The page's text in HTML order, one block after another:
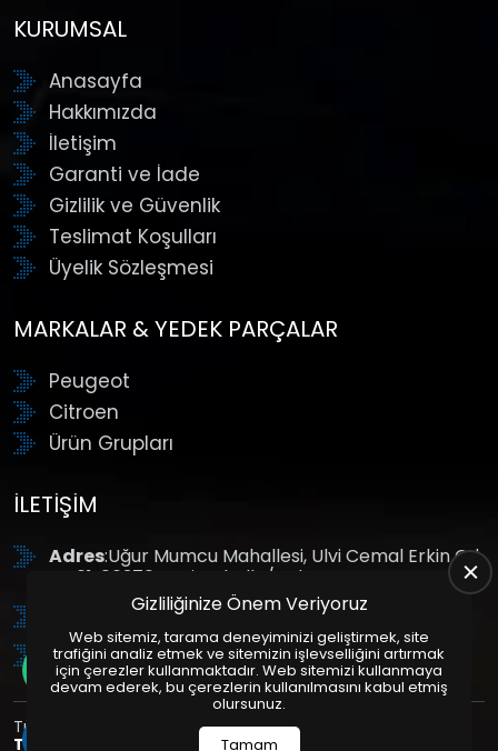
KURUMSAL
Anasayfa
Hakkımızda
İletişim
Garanti ve İade
Gizlilik ve Güvenlik
Teslimat Koşulları
Üyelik Sözleşmesi
MARKALAR & YEDEK PARÇALAR
Peugeot
Citroen
Ürün Grupları
İLETIŞIM
Adres:Uğur Mumcu Mahallesi, Ulvi Cemal Erkin Cd.
No:61, 06370 Yenimahalle/Ankara
: +90 (312) 354 8888
GSM: +90 (532) 343 4085
Tüm Hakları Saklıdır. | Bu site Us Yazılım
Tasarım
Paketleri ile Hazırlanmıştır. © 2025
Gizliliğinize Önem Veriyoruz
Web sitemiz, tarama deneyiminizi geliştirmek, site
trafiğini analiz etmek ve sitemizin işlevselliğini artırmak
için çerezler kullanmaktadır. Web sitemizi kullanmaya
devam ederek, bu çerezlerin kullanılmasını kabul etmiş
olursunuz.
Tamam